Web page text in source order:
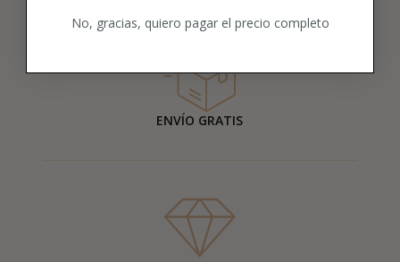
ENVÍO GRATIS
No, gracias, quiero pagar el precio completo